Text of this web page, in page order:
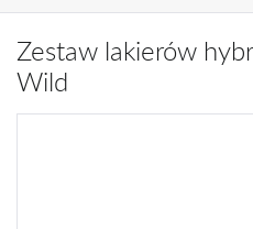
Zestaw lakierów
Wild